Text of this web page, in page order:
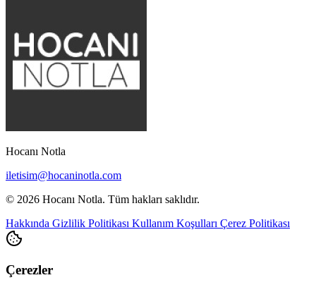
Hocanı Notla
iletisim@hocaninotla.com
© 2026 Hocanı Notla. Tüm hakları saklıdır.
Hakkında Gizlilik Politikası Kullanım Koşulları Çerez Politikası
Çerezler